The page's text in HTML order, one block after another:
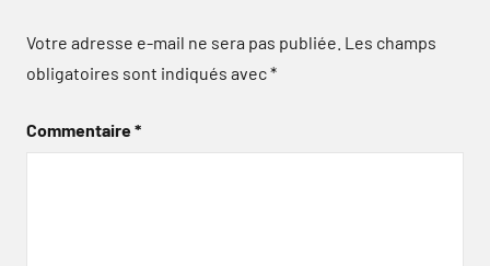
Votre adresse e-mail ne sera pas publiée. Les champs
obligatoires sont indiqués avec*
Commentaire*